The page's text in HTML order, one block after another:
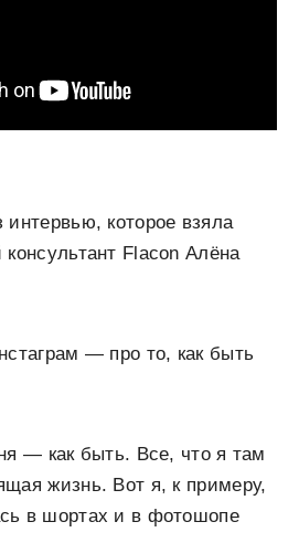
которое взяла
Flacon Алёна
— про то, как быть
— как быть. Все, что я там
жизнь. Вот я, к примеру,
в шортах и в фотошопе